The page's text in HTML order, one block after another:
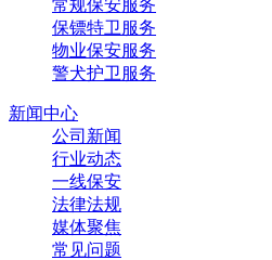
常规保安服务
保镖特卫服务
物业保安服务
警犬护卫服务
新闻中心
公司新闻
行业动态
一线保安
法律法规
媒体聚焦
常见问题